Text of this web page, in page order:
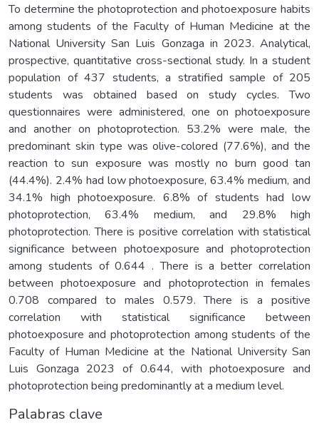
To determine the photoprotection and photoexposure habits
among students of the Faculty of Human Medicine at the
National University San Luis Gonzaga in 2023. Analytical,
prospective, quantitative cross-sectional study. In a student
population of 437 students, a stratified sample of 205
students was obtained based on study cycles. Two
questionnaires were administered, one on photoexposure
and another on photoprotection. 53.2% were male, the
predominant skin type was olive-colored (77.6%), and the
reaction to sun exposure was mostly no burn good tan
(44.4%). 2.4% had low photoexposure, 63.4% medium, and
34.1% high photoexposure. 6.8% of students had low
photoprotection, 63.4% medium, and 29.8% high
photoprotection. There is positive correlation with statistical
significance between photoexposure and photoprotection
among students of 0.644 . There is a better correlation
between photoexposure and photoprotection in females
0.708 compared to males 0.579. There is a positive
correlation with statistical significance between
photoexposure and photoprotection among students of the
Faculty of Human Medicine at the National University San
Luis Gonzaga 2023 of 0.644, with photoexposure and
photoprotection being predominantly at a medium level.
Palabras clave